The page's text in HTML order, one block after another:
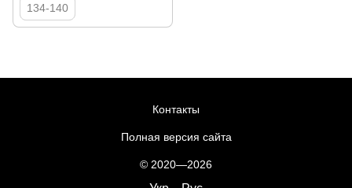
134-140
Контакты
Полная версия сайта
© 2020—2026